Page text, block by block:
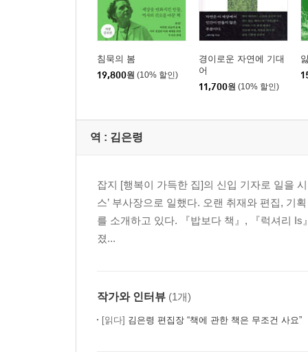
침묵의 봄
19,800원 (10% 할인)
경이로운 자연에 기대
어
11,700원 (10% 할인)
역 : 김은령
잡지 [행복이 가득한 집]의 신입 기자로 일을
스’ 부사장으로 일했다. 오랜 취재와 편집, 기
를 소개하고 있다. 『밥보다 책』, 『럭셔리
졌...
작가와 인터뷰 (1개)
[읽다] 김은령 편집장 “책에 관한 책은 무조건 사요”